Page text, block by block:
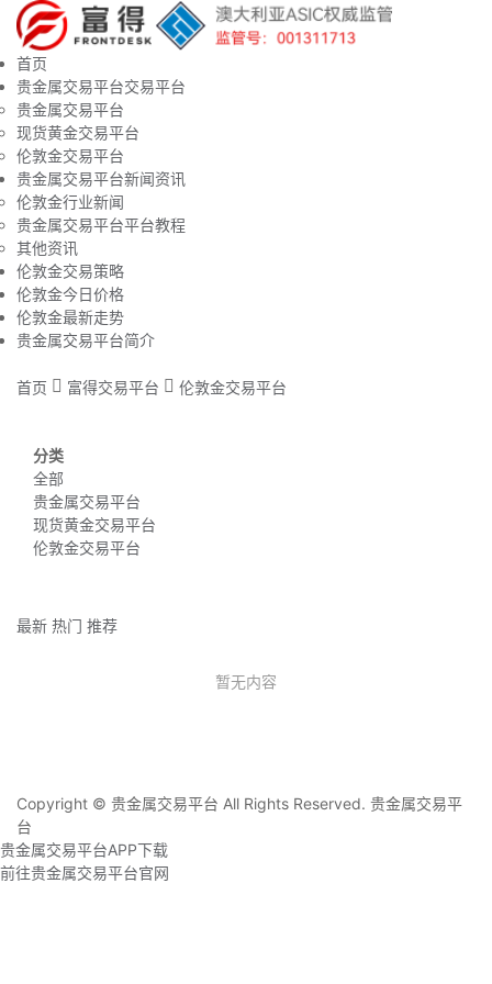
首页
贵金属交易平台交易平台
贵金属交易平台
现货黄金交易平台
伦敦金交易平台
贵金属交易平台新闻资讯
伦敦金行业新闻
贵金属交易平台平台教程
其他资讯
伦敦金交易策略
伦敦金今日价格
伦敦金最新走势
贵金属交易平台简介
首页 富得交易平台 伦敦金交易平台
分类
全部
贵金属交易平台
现货黄金交易平台
伦敦金交易平台
最新 热门 推荐
暂无内容
Copyright © 贵金属交易平台 All Rights Reserved. 贵金属交易平
台
贵金属交易平台APP下载
前往贵金属交易平台官网